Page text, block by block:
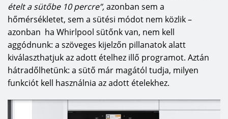
ételt a sütőbe 10 percre”,azonban sem a
hőmérsékletet, sem a sütési módot nem közlik –
azonban ha Whirlpool sütőnk van, nem kell
aggódnunk: a szöveges kijelzőn pillanatok alatt
kiválaszthatjuk az adott ételhez illő programot. Aztán
hátradőlhetünk: a sütő már magától tudja, milyen
funkciót kell használnia az adott ételekhez.